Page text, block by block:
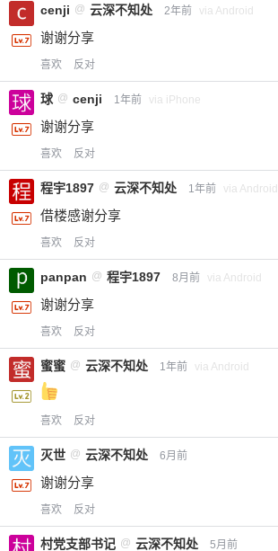
cenji @ 云深不知处 2年前 via Android
谢谢分享
喜欢 反对
球 @ cenji 1年前 via iPhone
谢谢分享
喜欢 反对
程宇1897 @ 云深不知处 1年前 via Android
借楼感谢分享
喜欢 反对
panpan @ 程宇1897 8月前 via Android
谢谢分享
喜欢 反对
蜜蜜 @ 云深不知处 1年前 via Android
喜欢 反对
灭世 @ 云深不知处 6月前
谢谢分享
喜欢 反对
村党支部书记 @ 云深不知处 5月前